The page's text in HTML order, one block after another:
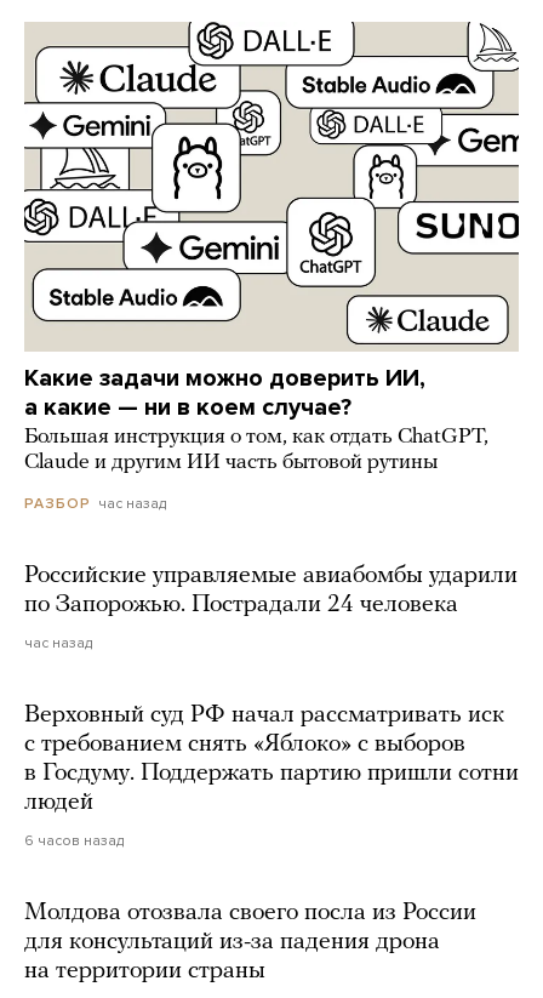
Какие задачи можно доверить ИИ,
а какие — ни в коем случае?
Большая инструкция о том, как отдать ChatGPT,
Claude и другим ИИ часть бытовой рутины
РАЗБОР час назад
Российские управляемые авиабомбы ударили
по Запорожью. Пострадали 24 человека
час назад
Верховный суд РФ начал рассматривать иск
с требованием снять «Яблоко» с выборов
в Госдуму. Поддержать партию пришли сотни
людей
6 часов назад
Молдова отозвала своего посла из России
для консультаций из-за падения дрона
на территории страны